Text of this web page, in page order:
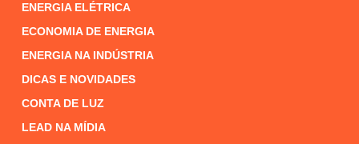
ENERGIA ELÉTRICA
ECONOMIA DE ENERGIA
ENERGIA NA INDÚSTRIA
DICAS E NOVIDADES
CONTA DE LUZ
LEAD NA MÍDIA